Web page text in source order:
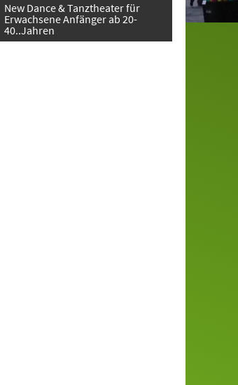
New Dance & Tanztheater für
Erwachsene Anfänger ab 20-
40..Jahren